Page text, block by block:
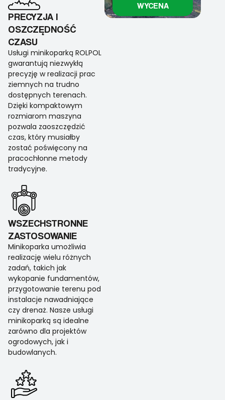
PRECYZJA I
OSZCZĘDNOŚĆ
CZASU
Usługi minikoparką ROLPOL
gwarantują niezwykłą
precyzję w realizacji prac
ziemnych na trudno
dostępnych terenach.
Dzięki kompaktowym
rozmiarom maszyna
pozwala zaoszczędzić
czas, który musiałby
zostać poświęcony na
pracochłonne metody
tradycyjne.
WSZECHSTRONNE
ZASTOSOWANIE
Minikoparka umożliwia
realizację wielu różnych
zadań, takich jak
wykopanie fundamentów,
przygotowanie terenu pod
instalacje nawadniające
czy drenaż. Nasze usługi
minikoparką są idealne
zarówno dla projektów
ogrodowych, jak i
budowlanych.
WYCENA